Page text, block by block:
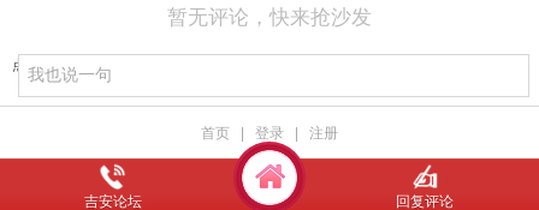
暂无评论，快来抢沙发
点击重新加载
首页 登录 注册
吉安论坛 回复评论